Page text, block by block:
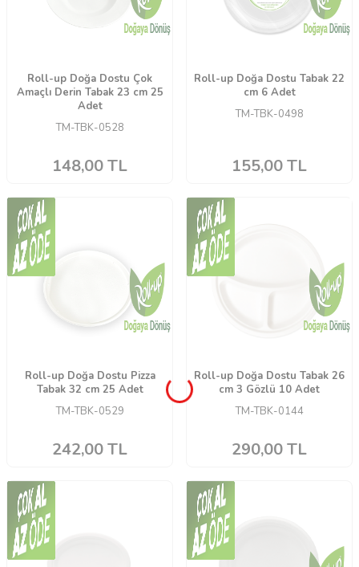
Roll-up Doğa Dostu Çok
Amaçlı Derin Tabak 23 cm 25
Adet
TM-TBK-0528
148,00TL
Roll-up Doğa Dostu Tabak 22
cm 6 Adet
TM-TBK-0498
155,00TL
Roll-up Doğa Dostu Pizza
Tabak 32 cm 25 Adet
TM-TBK-0529
242,00TL
Roll-up Doğa Dostu Tabak 26
cm 3 Gözlü 10 Adet
TM-TBK-0144
290,00TL